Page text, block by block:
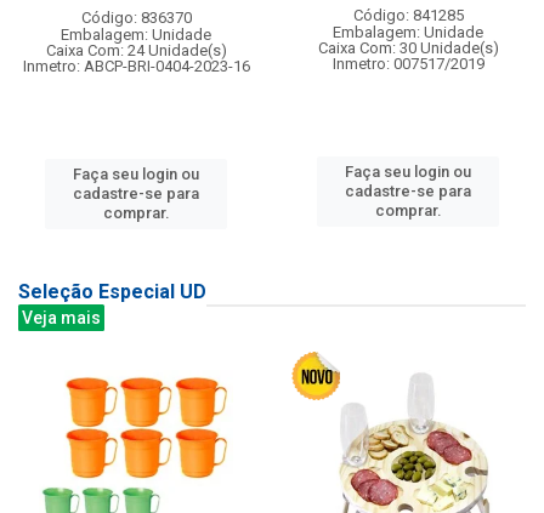
Código: 836370
Embalagem: Unidade
Caixa Com: 24 Unidade(s)
Inmetro: ABCP-BRI-0404-2023-16
Faça seu login ou
cadastre-se para
comprar.
Código: 841285
Embalagem: Unidade
Caixa Com: 30 Unidade(s)
Inmetro: 007517/2019
Faça seu login ou
cadastre-se para
comprar.
Seleção Especial UD
Veja mais